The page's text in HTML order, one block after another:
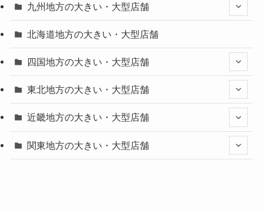
九州地方の大きい・大型店舗
北海道地方の大きい・大型店舗
四国地方の大きい・大型店舗
東北地方の大きい・大型店舗
近畿地方の大きい・大型店舗
関東地方の大きい・大型店舗